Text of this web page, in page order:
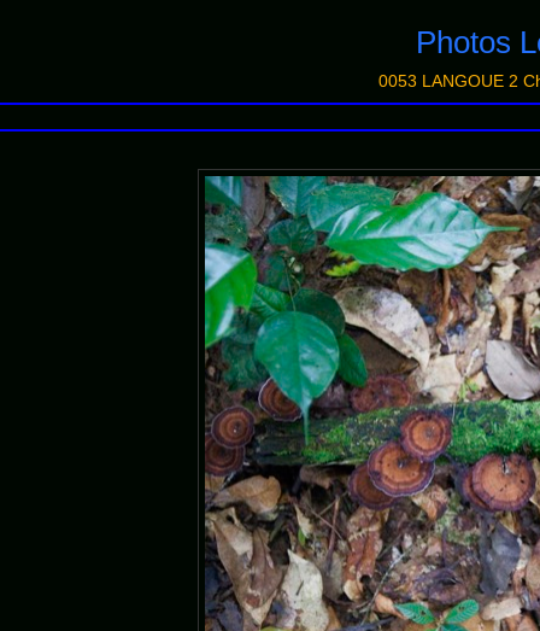
Photos
0053 LANGOUE 2